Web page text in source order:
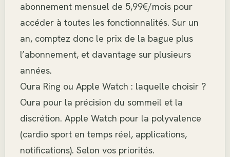
abonnement mensuel de 5,99€/mois pour
accéder à toutes les fonctionnalités. Sur un
an, comptez donc le prix de la bague plus
l’abonnement, et davantage sur plusieurs
années.
Oura Ring ou Apple Watch : laquelle choisir ?
Oura pour la précision du sommeil et la
discrétion. Apple Watch pour la polyvalence
(cardio sport en temps réel, applications,
notifications). Selon vos priorités.